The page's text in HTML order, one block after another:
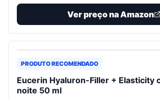
Ver preço na Amazon
PRODUTO RECOMENDADO
Eucerin Hyaluron-Filler + Elasticity
noite 50 ml